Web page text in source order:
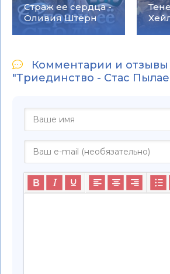
Страж ее сердца -
Оливия Штерн
Комментарии и отзывы
"Триединство - Стас